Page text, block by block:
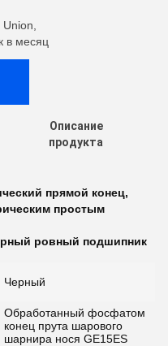
в месяц
Описание
продукта
прямой конец,
простым
ровный подшипник
Черный
Обработанный фосфатом
конец прута шарового
шарнира нося GE15ES